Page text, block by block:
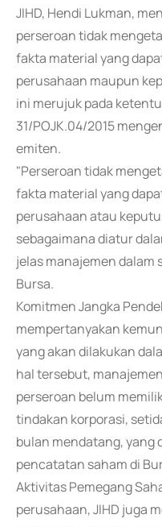
JIHD, Hendi Lukman,
perseroan tidak
fakta material yang
perusahaan maupun
ini merujuk pada
31/POJK.04/2015
emiten.
"Perseroan tidak
fakta material yang
perusahaan atau
sebagaimana diatur
jelas manajemen dalam
Bursa.
Komitmen Jangka
mempertanyakan
yang akan dilakukan
hal tersebut,
perseroan belum
tindakan korporasi,
bulan mendatang, yang
pencatatan saham di
Aktivitas Pemegang
perusahaan, JIHD juga